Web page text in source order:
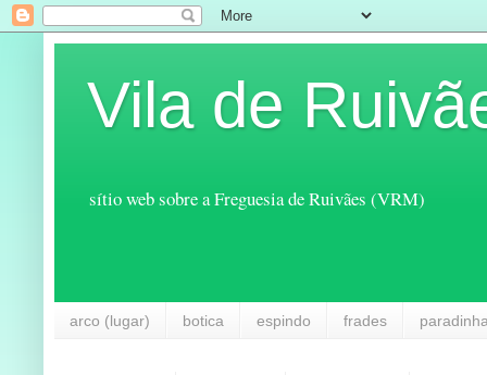
Vila de
sítio web sobre a Freguesia de Ruivães (VRM)
arco (lugar) botica espindo frades